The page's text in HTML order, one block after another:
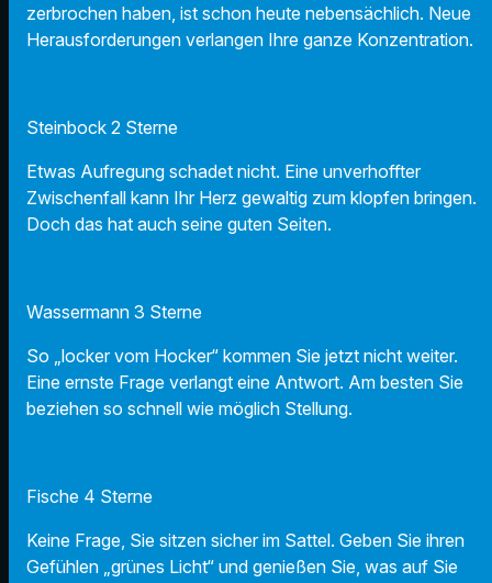
zerbrochen haben, ist schon heute nebensächlich. Neue
Herausforderungen verlangen Ihre ganze Konzentration.
Steinbock 2 Sterne
Etwas Aufregung schadet nicht. Eine unverhoffter
Zwischenfall kann Ihr Herz gewaltig zum klopfen bringen.
Doch das hat auch seine guten Seiten.
Wassermann 3 Sterne
So „locker vom Hocker“ kommen Sie jetzt nicht weiter.
Eine ernste Frage verlangt eine Antwort. Am besten Sie
beziehen so schnell wie möglich Stellung.
Fische 4 Sterne
Keine Frage, Sie sitzen sicher im Sattel. Geben Sie ihren
Gefühlen „grünes Licht“ und genießen Sie, was auf Sie